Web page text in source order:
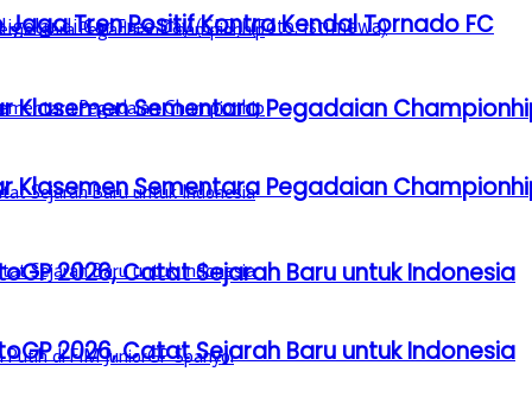
Klasemen Sementara Pegadaian
2026, Catat Sejarah Baru untuk Indonesia
Tren Positif Kontra Kendal Tornado FC
Klasemen Sementara Pegadaian
2026, Catat Sejarah Baru untuk Indonesia